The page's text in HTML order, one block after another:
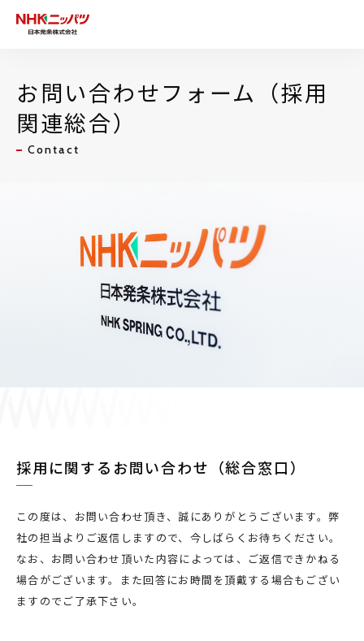
お問い合わせフォーム（採用
関連総合）
Contact
採用に関するお問い合わせ（総合窓口）
この度は、お問い合わせ頂き、誠にありがとうございます。弊
社の担当よりご返信しますので、今しばらくお待ちください。
なお、お問い合わせ頂いた内容によっては、ご返信できかねる
場合がございます。また回答にお時間を頂戴する場合もござい
ますのでご了承下さい。